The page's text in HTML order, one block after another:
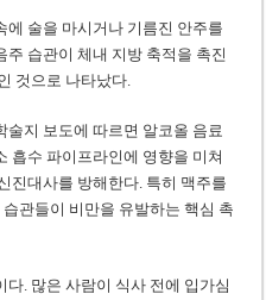
에 술을 마시거나 기름진 안주를
습관이 체내 지방 축적을 촉진
것으로 나타났다.
술지 보도에 따르면 알코올 음료
흡수 파이프라인에 영향을 미쳐
진대사를 방해한다. 특히 맥주를
관들이 비만을 유발하는 핵심 촉
. 많은 사람이 식사 전에 입가심